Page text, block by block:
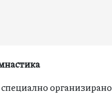
организирано